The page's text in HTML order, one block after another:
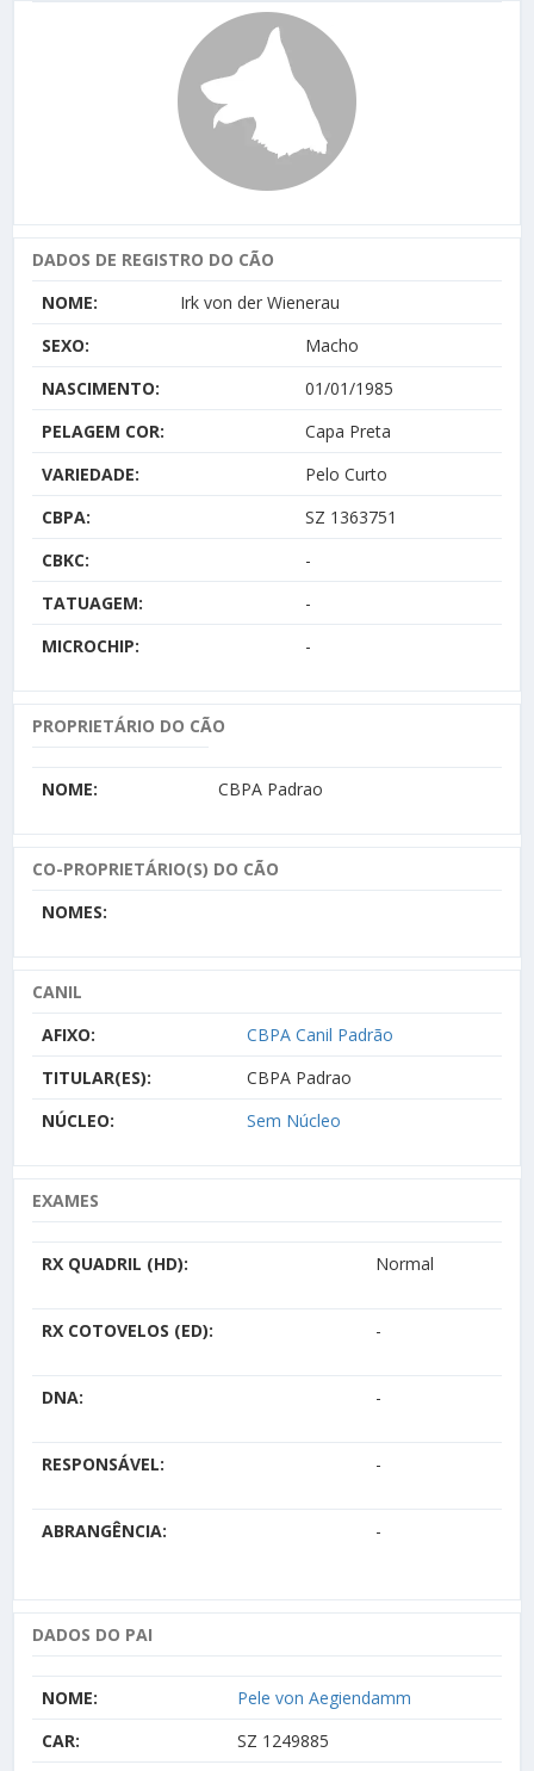
DADOS DE REGISTRO DO CÃO
NOME:
Irk von der Wienerau
SEXO:
Macho
NASCIMENTO:
01/01/1985
PELAGEM COR:
Capa Preta
VARIEDADE:
Pelo Curto
CBPA:
SZ 1363751
CBKC:
-
TATUAGEM:
-
MICROCHIP:
-
PROPRIETÁRIO DO CÃO
NOME: CBPA Padrao
CO-PROPRIETÁRIO(S) DO CÃO
NOMES:
CANIL
AFIXO:
CBPA Canil Padrão
TITULAR(ES):
CBPA Padrao
NÚCLEO:
Sem Núcleo
EXAMES
RX QUADRIL (HD): Normal
RX COTOVELOS (ED): -
DNA: -
RESPONSÁVEL: -
ABRANGÊNCIA: -
DADOS DO PAI
NOME:
Pele von Aegiendamm
CAR:
SZ 1249885